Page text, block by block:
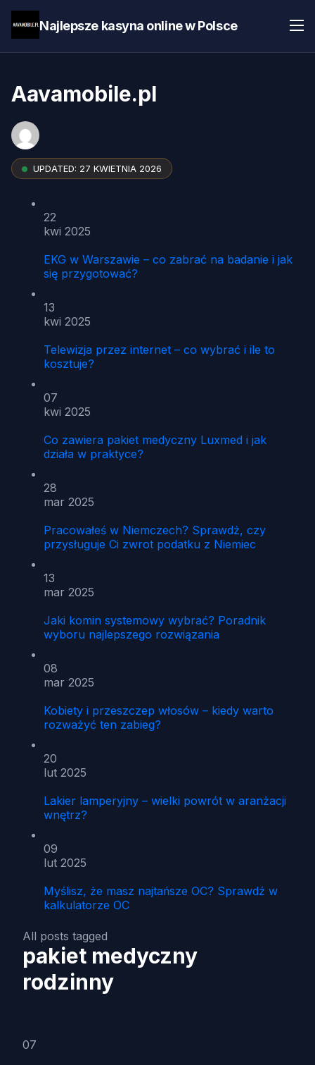
Najlepsze kasyna online w Polsce
Aavamobile.pl
UPDATED: 27 KWIETNIA 2026
22
kwi 2025
EKG w Warszawie – co zabrać na badanie i jak
się przygotować?
13
kwi 2025
Telewizja przez internet – co wybrać i ile to
kosztuje?
07
kwi 2025
Co zawiera pakiet medyczny Luxmed i jak
działa w praktyce?
28
mar 2025
Pracowałeś w Niemczech? Sprawdź, czy
przysługuje Ci zwrot podatku z Niemiec
13
mar 2025
Jaki komin systemowy wybrać? Poradnik
wyboru najlepszego rozwiązania
08
mar 2025
Kobiety i przeszczep włosów – kiedy warto
rozważyć ten zabieg?
20
lut 2025
Lakier lamperyjny – wielki powrót w aranżacji
wnętrz?
09
lut 2025
Myślisz, że masz najtańsze OC? Sprawdź w
kalkulatorze OC
All posts tagged
pakiet medyczny
rodzinny
07